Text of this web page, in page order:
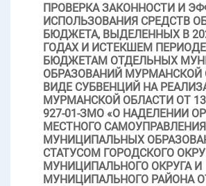
ПРОВЕРКА ЗАКОННОСТИ И
ИСПОЛЬЗОВАНИЯ СРЕДСТВ
БЮДЖЕТА, ВЫДЕЛЕННЫХ В
ГОДАХ И ИСТЕКШЕМ ПЕРИОДЕ
БЮДЖЕТАМ ОТДЕЛЬНЫХ
ОБРАЗОВАНИЙ МУРМАНСКОЙ
ВИДЕ СУБВЕНЦИЙ НА
МУРМАНСКОЙ ОБЛАСТИ ОТ
927-01-ЗМО «О НАДЕЛЕНИИ
МЕСТНОГО САМОУПРАВЛЕНИЯ
МУНИЦИПАЛЬНЫХ
СТАТУСОМ ГОРОДСКОГО
МУНИЦИПАЛЬНОГО ОКРУГА И
МУНИЦИПАЛЬНОГО РАЙОНА